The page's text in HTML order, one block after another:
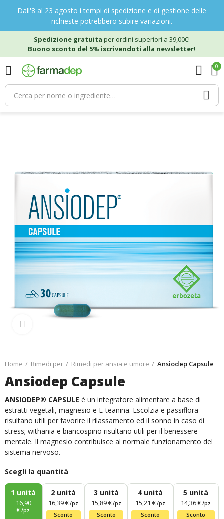
Dall'8 al 23 agosto i tempi di spedizione e di gestione delle
richieste potrebbero subire variazioni.
Spedizione gratuita per ordini superiori a 39,00€!
Buono sconto del 5% iscrivendoti alla newsletter!
0
Home Rimedi per Rimedi per ansia e umore Ansiodep Capsule
Ansiodep Capsule
ANSIODEP® CAPSULE è un integratore alimentare a base di
estratti vegetali, magnesio e L-teanina. Escolzia e passiflora
risultano utili per favorire il rilassamento ed il sonno in caso di
stress; withania e biancospino risultano utili per il benessere
mentale. Il magnesio contribuisce al normale funzionamento del
sistema nervoso.
Scegli la quantità
1 unità
16,90
€/pz
2 unità
16,39 €/pz
Sconto
3 unità
15,89 €/pz
Sconto
4 unità
15,21 €/pz
Sconto
5 unità
14,36 €/pz
Sconto